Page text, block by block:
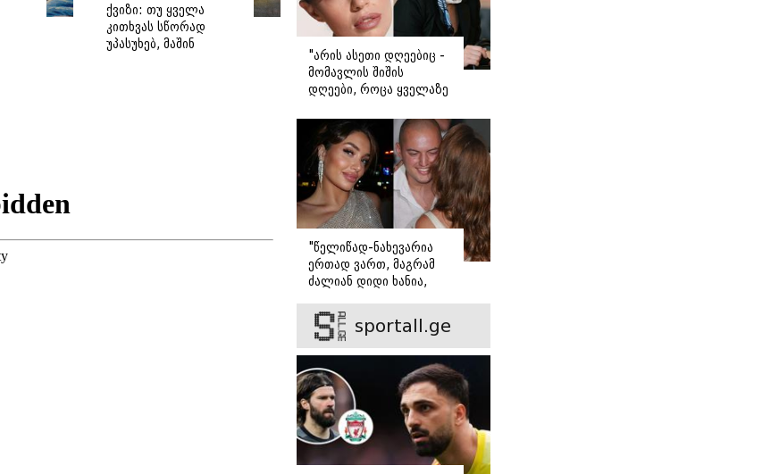
ქვიზი: თუ ყველა
კითხვას სწორად
უპასუხებ, მაშინ
"არის ასეთი დღეებიც -
მომავლის შიშის
დღეები, როცა ყველაზე
- ირინა ონაშვილის
წერილი
"წელიწად-ნახევარია
ერთად ვართ, მაგრამ
ძალიან დიდი ხანია,
ბარბაქაძის რჩეული და
როგორია მისი
სიყვარულის ამბავი
sportall.ge